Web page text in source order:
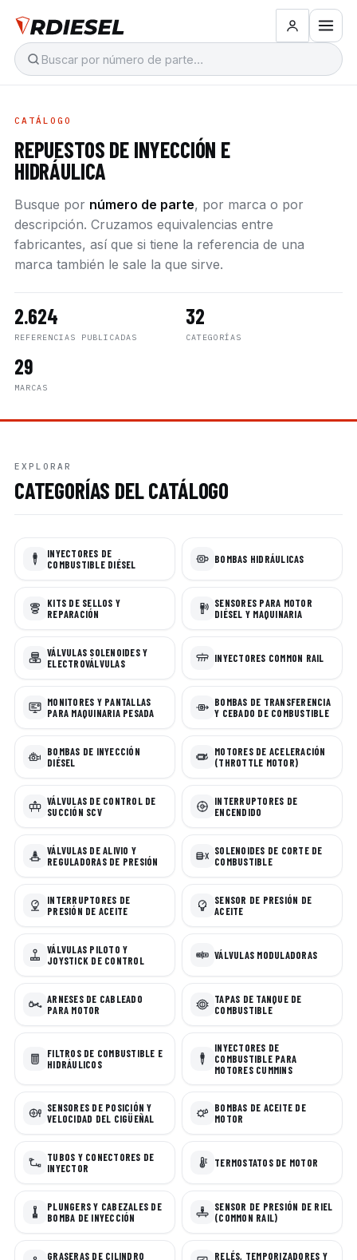
CATÁLOGO
REPUESTOS DE INYECCIÓN E
HIDRÁULICA
Busque por número de parte, por marca o por
descripción. Cruzamos equivalencias entre
fabricantes, así que si tiene la referencia de una
marca también le sale la que sirve.
2.624
REFERENCIAS PUBLICADAS
32
CATEGORÍAS
29
MARCAS
EXPLORAR
CATEGORÍAS DEL CATÁLOGO
INYECTORES DE
COMBUSTIBLE DIÉSEL
BOMBAS HIDRÁULICAS
KITS DE SELLOS Y
REPARACIÓN
SENSORES PARA MOTOR
DIÉSEL Y MAQUINARIA
VÁLVULAS SOLENOIDES Y
ELECTROVÁLVULAS
INYECTORES COMMON RAIL
MONITORES Y PANTALLAS
PARA MAQUINARIA PESADA
BOMBAS DE TRANSFERENCIA
Y CEBADO DE COMBUSTIBLE
BOMBAS DE INYECCIÓN
DIÉSEL
MOTORES DE ACELERACIÓN
(THROTTLE MOTOR)
VÁLVULAS DE CONTROL DE
SUCCIÓN SCV
INTERRUPTORES DE
ENCENDIDO
VÁLVULAS DE ALIVIO Y
REGULADORAS DE PRESIÓN
SOLENOIDES DE CORTE DE
COMBUSTIBLE
INTERRUPTORES DE
PRESIÓN DE ACEITE
SENSOR DE PRESIÓN DE
ACEITE
VÁLVULAS PILOTO Y
JOYSTICK DE CONTROL
VÁLVULAS MODULADORAS
ARNESES DE CABLEADO
PARA MOTOR
TAPAS DE TANQUE DE
COMBUSTIBLE
FILTROS DE COMBUSTIBLE E
HIDRÁULICOS
INYECTORES DE
COMBUSTIBLE PARA
MOTORES CUMMINS
SENSORES DE POSICIÓN Y
VELOCIDAD DEL CIGÜEÑAL
BOMBAS DE ACEITE DE
MOTOR
TUBOS Y CONECTORES DE
INYECTOR
TERMOSTATOS DE MOTOR
PLUNGERS Y CABEZALES DE
BOMBA DE INYECCIÓN
SENSOR DE PRESIÓN DE RIEL
(COMMON RAIL)
GRASERAS DE CILINDRO
RELÉS, TEMPORIZADORES Y